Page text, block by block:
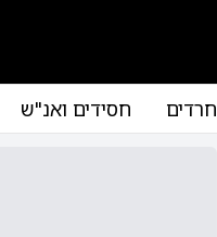
חרדים חסידים ואנ"ש